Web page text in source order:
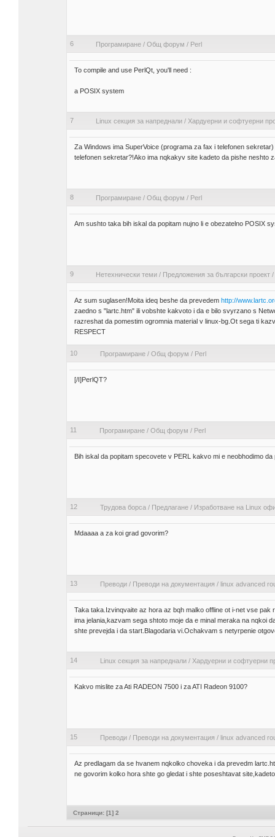
6 Програмиране/ Общ форум / Perl
To compile and use PerlQt, you'll need :
a POSIX system
7 Linux секция за напреднали/ Хардуерни и софтуерни
Za Windows ima SuperVoice (programa za fax i telefonen
telefonen sekretar?!Ako ima nqkakyv site kadeto da pishe neshto
8 Програмиране/ Общ форум / Perl
Am sushto taka bih iskal da popitam nujno li e obezatelno POSIX
9 Нетехнически теми/ Предложения за български проект/
Az sum suglasen!Moita ideq beshe da prevedem http://
zaedno s "lartc.htm" ili vobshte kakvoto i da e bilo svyrzano s
razreshat da pomestim ogromnia material v linux-bg.Ot sega ti
RESPECT
10 Програмиране/ Общ форум / Perl
[/I]PerlQT?
11 Програмиране/ Общ форум / Perl
Bih iskal da popitam specovete v PERL kakvo mi e neobhodimo
12 Трудова борса / Предлагане/ Изработване на Linux
Mdaaaa a za koi grad govorim?
13 Преводи/ Преводи на документация / linux advanced
Taka taka.Izvinqvaite az hora az bqh malko offline ot i-net vse pak
ima jelania,kazvam sega shtoto moje da e minal meraka na nqkoi
shte prevejda i da start.Blagodaria vi.Ochakvam s netyrpenie
14 Linux секция за напреднали/ Хардуерни и софтуерни
Kakvo mislite za Ati RADEON 7500 i za ATI Radeon 9100?
15 Преводи/ Преводи на документация / linux advanced
Az predlagam da se hvanem nqkolko choveka i da prevedm
ne govorim kolko hora shte go gledat i shte poseshtavat
Страници: [1] 2